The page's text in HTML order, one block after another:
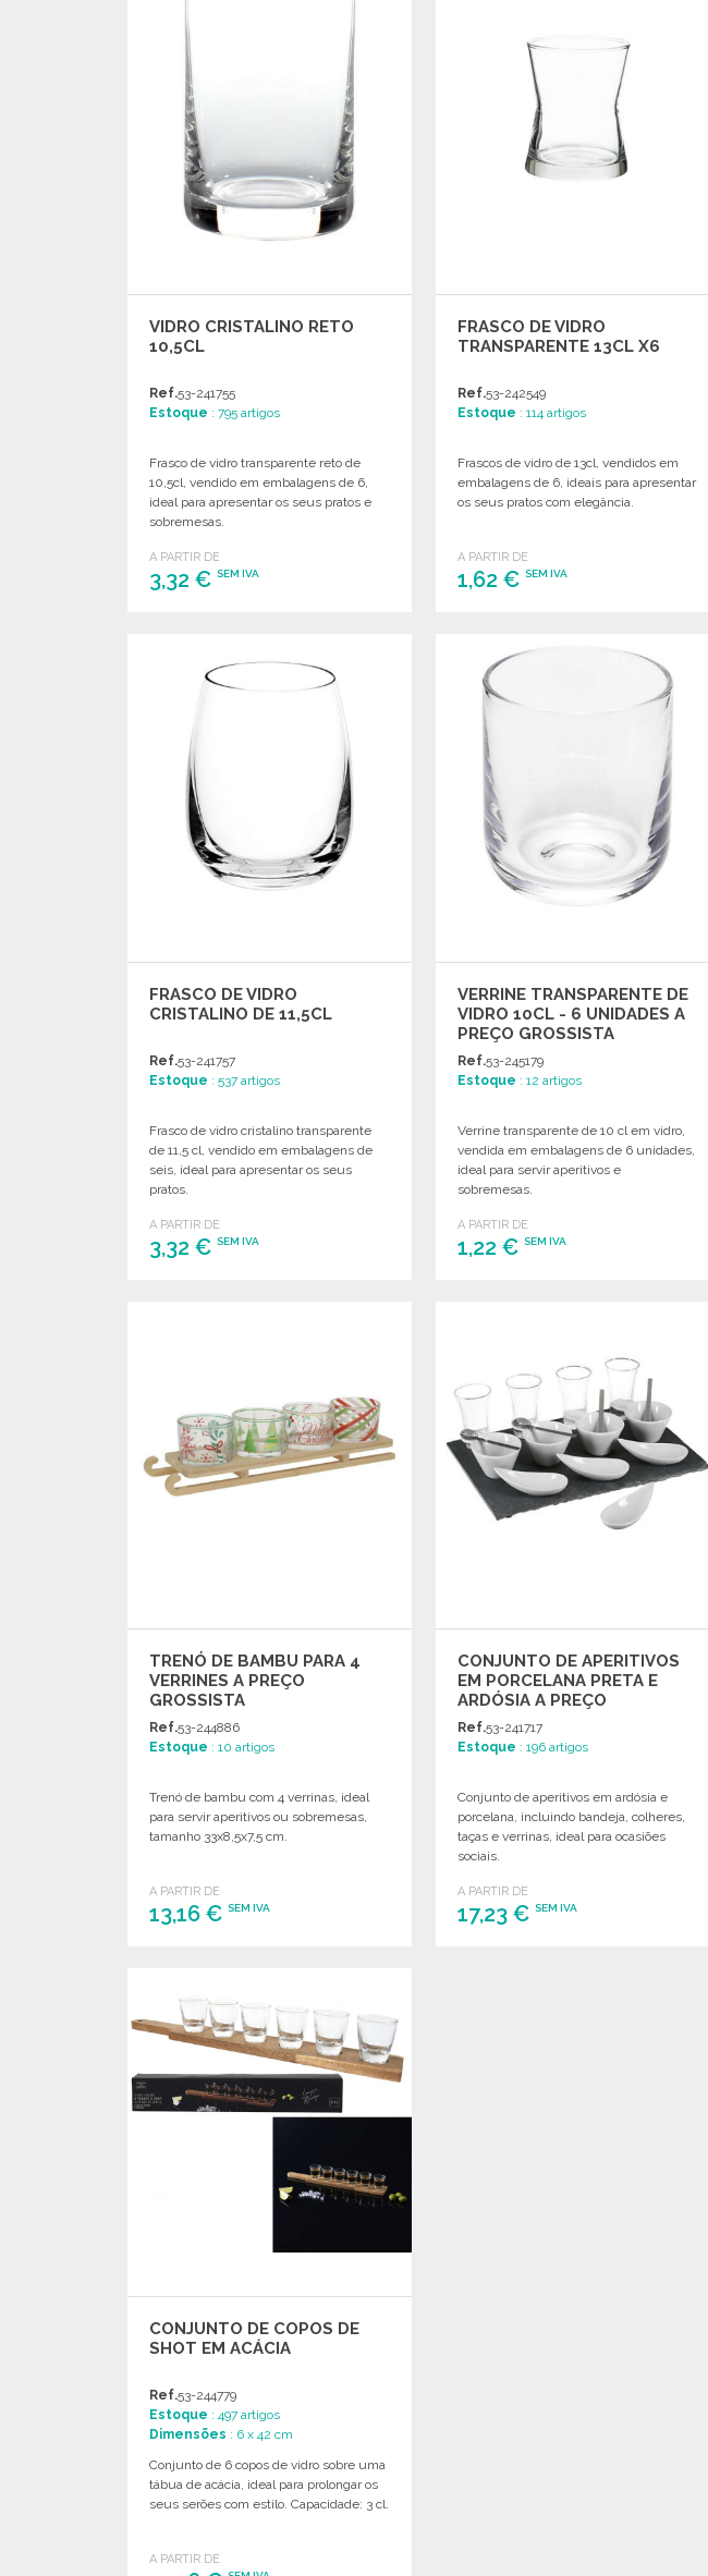
VIDRO CRISTALINO RETO
10,5CL
Ref.53-241755
Estoque : 795 artigos
Frasco de vidro transparente reto de
10,5cl, vendido em embalagens de 6,
ideal para apresentar os seus pratos e
sobremesas.
A PARTIR DE
3,32 € SEM IVA
Solicitar um orçamento
FRASCO DE VIDRO
TRANSPARENTE 13CL X6
Ref.53-242549
Estoque : 114 artigos
Frascos de vidro de 13cl, vendidos em
embalagens de 6, ideais para apresentar
os seus pratos com elegância.
A PARTIR DE
1,62 €SEM IVA
Solicitar um orçamento
FRASCO DE VIDRO
CRISTALINO DE 11,5CL
Ref.53-241757
Estoque : 537 artigos
Frasco de vidro cristalino transparente
de 11,5 cl, vendido em embalagens de
seis, ideal para apresentar os seus
pratos.
A PARTIR DE
3,32 € SEM IVA
VERRINE TRANSPARENTE DE
VIDRO 10CL - 6 UNIDADES A
PREÇO GROSSISTA
Ref.53-245179
Estoque : 12 artigos
Verrine transparente de 10 cl em vidro,
vendida em embalagens de 6 unidades,
ideal para servir aperitivos e
sobremesas.
A PARTIR DE
1,22 €SEM IVA
TRENÓ DE BAMBU PARA 4
VERRINES A PREÇO
GROSSISTA
Ref.53-244886
Estoque : 10 artigos
Trenó de bambu com 4 verrinas, ideal
para servir aperitivos ou sobremesas,
tamanho 33x8,5x7,5 cm.
A PARTIR DE
13,16 € SEM IVA
CONJUNTO DE APERITIVOS
EM PORCELANA PRETA E
ARDÓSIA A PREÇO
GROSSISTA
Ref.53-241717
Estoque : 196 artigos
Conjunto de aperitivos em ardósia e
porcelana, incluindo bandeja, colheres,
taças e verrinas, ideal para ocasiões
sociais.
A PARTIR DE
17,23 €SEM IVA
CONJUNTO DE COPOS DE
SHOT EM ACÁCIA
Ref.53-244779
Estoque : 497 artigos
Dimensões : 6 x 42 cm
Conjunto de 6 copos de vidro sobre uma
tábua de acácia, ideal para prolongar os
seus serões com estilo. Capacidade: 3 cl.
A PARTIR DE